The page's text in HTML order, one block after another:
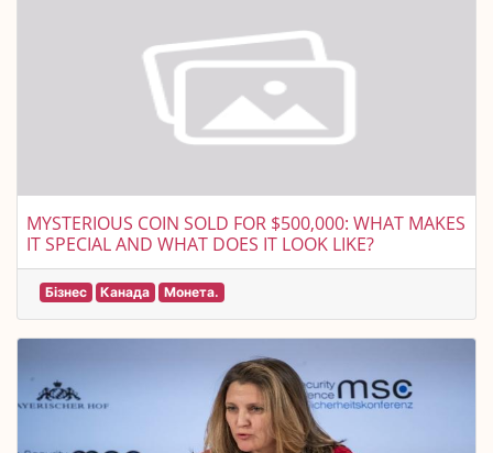
МYSTERIOUS COIN SOLD FOR $500,000: WHAT MAKES
IT SPECIAL AND WHAT DOES IT LOOK LIKE?
Бізнес Канада Монета.